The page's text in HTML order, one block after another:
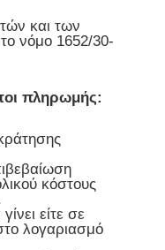
και των
νόμο 1652/30-
πληρωμής:
κόστους
είτε σε
λογαριασμό